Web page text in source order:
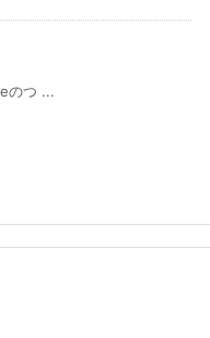
のつ ...